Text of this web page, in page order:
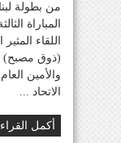
من بطولة
اللقاء
(ذوق مصبح)
والأمين
الاتحاد ...
أكمل